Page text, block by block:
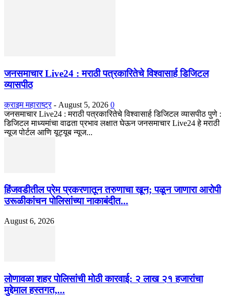
जनसमाचार Live24 : मराठी पत्रकारितेचे विश्वासार्ह डिजिटल
व्यासपीठ
क्राइम महाराष्ट्र - August 5, 2026 0
जनसमाचार Live24 : मराठी पत्रकारितेचे विश्वासार्ह डिजिटल व्यासपीठ पुणे :
डिजिटल माध्यमांचा वाढता प्रभाव लक्षात घेऊन जनसमाचार Live24 हे मराठी
न्यूज पोर्टल आणि यूट्यूब न्यूज...
हिंजवडीतील प्रेम प्रकरणातून तरुणाचा खून; पळून जाणारा आरोपी
उरूळीकांचन पोलिसांच्या नाकाबंदीत...
August 6, 2026
लोणावळा शहर पोलिसांची मोठी कारवाई: २ लाख २१ हजारांचा
मुद्देमाल हस्तगत,...